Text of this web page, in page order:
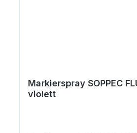
Markierspray SOPPEC
violett